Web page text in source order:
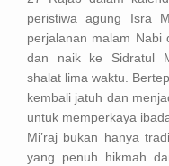
peristiwa agung Isra
perjalanan malam Nabi
dan naik ke Sidratul
shalat lima waktu.
kembali jatuh dan
untuk memperkaya
Mi’raj bukan hanya
yang penuh hikmah